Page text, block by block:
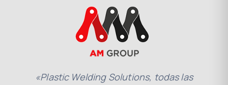
«Plastic Welding Solutions, todas las